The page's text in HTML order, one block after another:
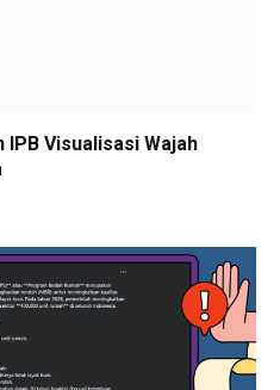
IPB Visualisasi Wajah